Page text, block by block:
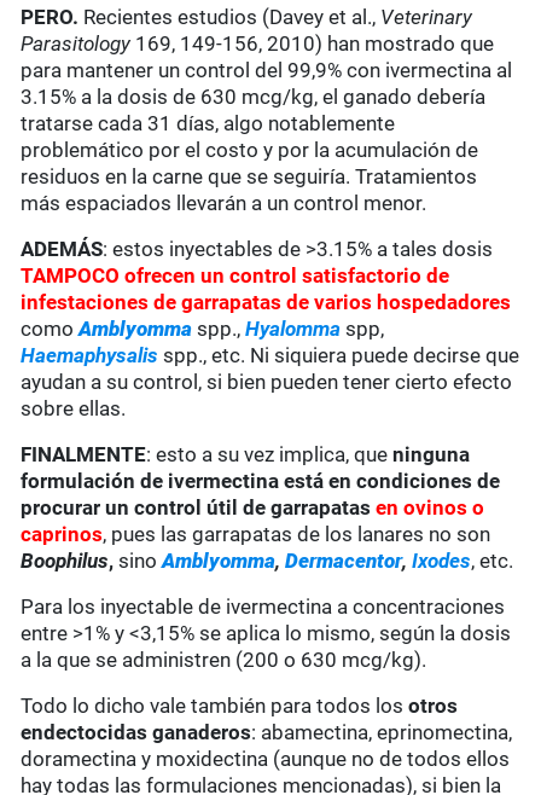
PERO. Recientes estudios (Davey et al., Veterinary
Parasitology 169, 149-156, 2010) han mostrado que
para mantener un control del 99,9% con ivermectina al
3.15% a la dosis de 630 mcg/kg, el ganado debería
tratarse cada 31 días, algo notablemente
problemático por el costo y por la acumulación de
residuos en la carne que se seguiría. Tratamientos
más espaciados llevarán a un control menor.
ADEMÁS: estos inyectables de >3.15% a tales dosis
TAMPOCO ofrecen un control satisfactorio de
infestaciones de garrapatas de varios hospedadores
comoAmblyomma spp.,Hyalomma spp,
Haemaphysalis spp., etc. Ni siquiera puede decirse que
ayudan a su control, si bien pueden tener cierto efecto
sobre ellas.
FINALMENTE: esto a su vez implica, queninguna
formulación de ivermectina está en condiciones de
procurar un control útil de garrapatasen ovinos o
caprinos, pues las garrapatas de los lanares no son
Boophilus, sinoAmblyomma,Dermacentor,Ixodes, etc.
Para los inyectable de ivermectina a concentraciones
entre >1% y <3,15% se aplica lo mismo, según la dosis
a la que se administren (200 o 630 mcg/kg).
Todo lo dicho vale también para todos losotros
endectocidas ganaderos: abamectina, eprinomectina,
doramectina y moxidectina (aunque no de todos ellos
hay todas las formulaciones mencionadas), si bien la